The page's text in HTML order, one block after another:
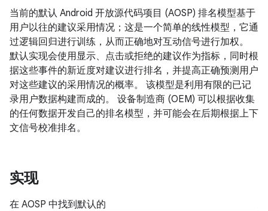
当前的默认 Android 开放源代码项目 (AOSP) 排名模型基于
用户以往的建议采用情况；这是一个简单的线性模型，它通
过逻辑回归进行训练，从而正确地对互动信号进行加权。
默认实现会使用显示、点击或拒绝的建议作为指标，同时根
据这些事件的新近度对建议进行排名，并提高正确预测用户
对这些建议的采用情况的概率。 该模型是利用有限的已记
录用户数据构建而成的。 设备制造商 (OEM) 可以根据收集
的任何数据开发自己的排名模型，并可能会在后期根据上下
文信号校准排名。
实现
在 AOSP 中找到默认的